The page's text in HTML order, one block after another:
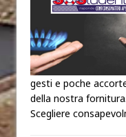
gesti e poche
della nostra
Scegliere